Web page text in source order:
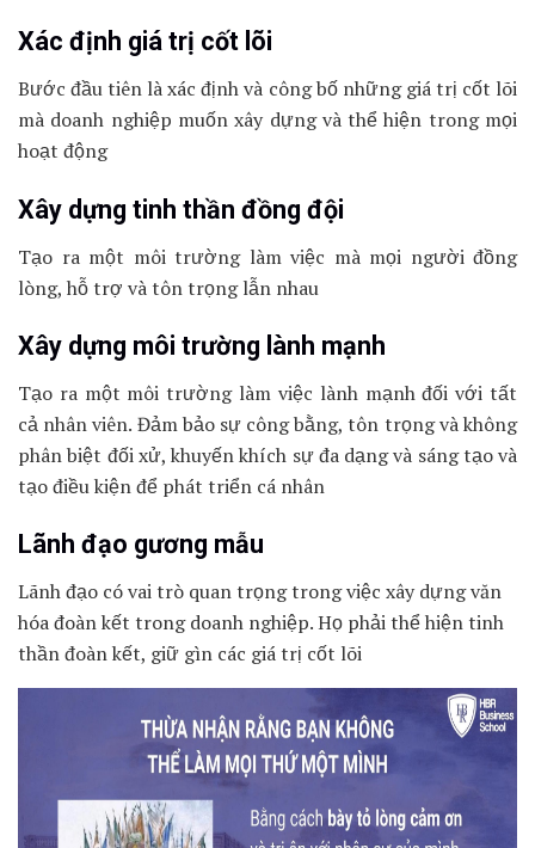
Xác định giá trị cốt lõi
Bước đầu tiên là xác định và công bố những giá trị cốt lõi
mà doanh nghiệp muốn xây dựng và thể hiện trong mọi
hoạt động
Xây dựng tinh thần đồng đội
Tạo ra một môi trường làm việc mà mọi người đồng
lòng, hỗ trợ và tôn trọng lẫn nhau
Xây dựng môi trường lành mạnh
Tạo ra một môi trường làm việc lành mạnh đối với tất
cả nhân viên. Đảm bảo sự công bằng, tôn trọng và không
phân biệt đối xử, khuyến khích sự đa dạng và sáng tạo và
tạo điều kiện để phát triển cá nhân
Lãnh đạo gương mẫu
Lãnh đạo có vai trò quan trọng trong việc xây dựng văn
hóa đoàn kết trong doanh nghiệp. Họ phải thể hiện tinh
thần đoàn kết, giữ gìn các giá trị cốt lõi